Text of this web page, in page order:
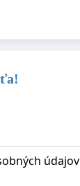
údajov